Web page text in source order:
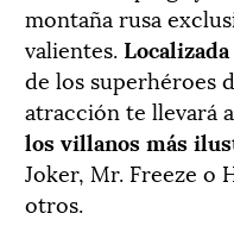
montaña rusa
valientes.
de los superhéroes
atracción te llevará a
los villanos más
Joker, Mr. Freeze o
otros.